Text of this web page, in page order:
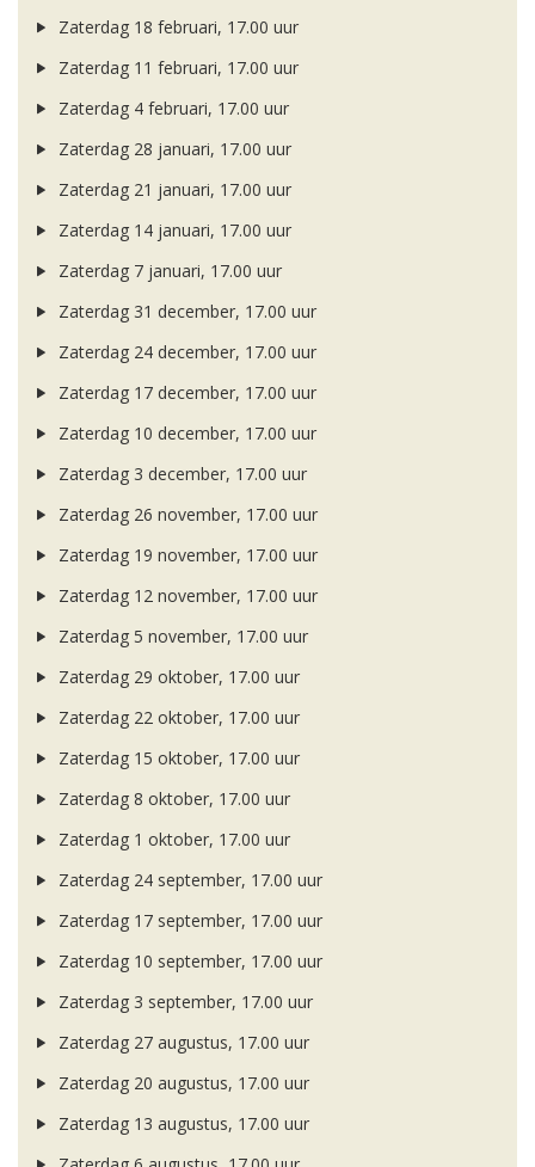
Zaterdag 18 februari, 17.00 uur
Zaterdag 11 februari, 17.00 uur
Zaterdag 4 februari, 17.00 uur
Zaterdag 28 januari, 17.00 uur
Zaterdag 21 januari, 17.00 uur
Zaterdag 14 januari, 17.00 uur
Zaterdag 7 januari, 17.00 uur
Zaterdag 31 december, 17.00 uur
Zaterdag 24 december, 17.00 uur
Zaterdag 17 december, 17.00 uur
Zaterdag 10 december, 17.00 uur
Zaterdag 3 december, 17.00 uur
Zaterdag 26 november, 17.00 uur
Zaterdag 19 november, 17.00 uur
Zaterdag 12 november, 17.00 uur
Zaterdag 5 november, 17.00 uur
Zaterdag 29 oktober, 17.00 uur
Zaterdag 22 oktober, 17.00 uur
Zaterdag 15 oktober, 17.00 uur
Zaterdag 8 oktober, 17.00 uur
Zaterdag 1 oktober, 17.00 uur
Zaterdag 24 september, 17.00 uur
Zaterdag 17 september, 17.00 uur
Zaterdag 10 september, 17.00 uur
Zaterdag 3 september, 17.00 uur
Zaterdag 27 augustus, 17.00 uur
Zaterdag 20 augustus, 17.00 uur
Zaterdag 13 augustus, 17.00 uur